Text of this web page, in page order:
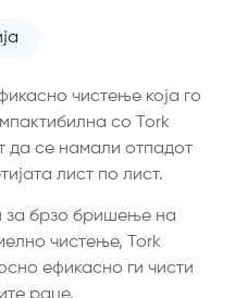
чистење која го
со Tork
да се намали отпадот
лист по лист.
за брзо бришење на
чистење, Tork
ефикасно ги чисти
раце.